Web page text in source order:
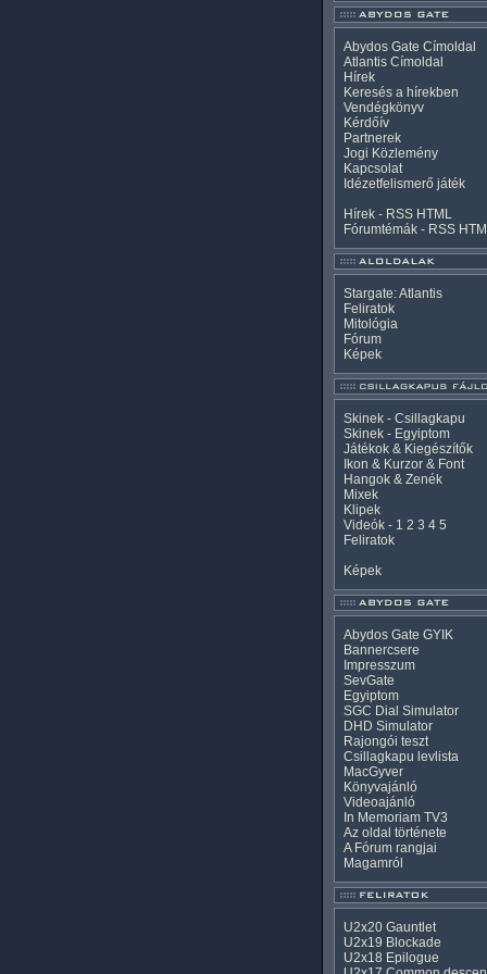
Abydos Gate Címoldal
Atlantis Címoldal
Hírek
Keresés a hírekben
Vendégkönyv
Kérdőív
Partnerek
Jogi Közlemény
Kapcsolat
Idézetfelismerő játék
Hírek - RSS HTML
Fórumtémák - RSS
Stargate: Atlantis
Feliratok
Mitológia
Fórum
Képek
Skinek - Csillagkapu
Skinek - Egyiptom
Játékok & Kiegészítők
Ikon & Kurzor & Font
Hangok & Zenék
Mixek
Klipek
Videók- 1 2 3 4 5
Feliratok
Képek
Abydos Gate GYIK
Bannercsere
Impresszum
SevGate
Egyiptom
SGC Dial Simulator
DHD Simulator
Rajongói teszt
Csillagkapu levlista
MacGyver
Könyvajánló
Videoajánló
In Memoriam TV3
Az oldal története
A Fórum rangjai
Magamról
U2x20 Gauntlet
U2x19 Blockade
U2x18 Epilogue